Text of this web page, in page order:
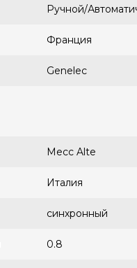
Ручной/
Франция
Genelec
Mecc Alte
Италия
синхронный
0.8